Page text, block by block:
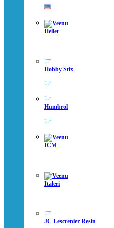
Heller
Hobby Stix
Humbrol
ICM
Italeri
JC Lescrenier Resin